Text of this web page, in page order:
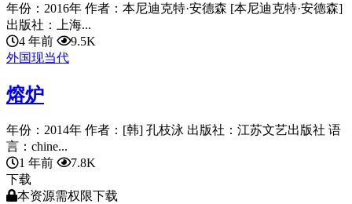
年份：2016年 作者：本尼迪克特·安德森 [本尼迪克特·安德森]
出版社：上海...
4 年前
9.5K
外国现当代
熔炉
年份：2014年 作者：[韩] 孔枝泳 出版社：江苏文艺出版社 语
言：chine...
1 年前
7.8K
下载
本资源需权限下载